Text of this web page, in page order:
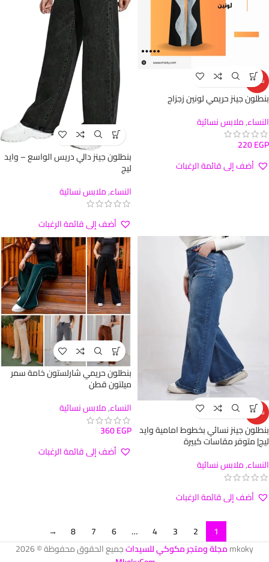
ساخن
بنطلون جينز حريمي لونين زجزاج
النساء,ملابس نسائية
220EGP
أضف إلى قائمة الرغبات
بنطلون جينز دالي دريس الواسع – وايد
ليج
النساء,ملابس نسائية
أضف إلى قائمة الرغبات
ساخن
بنطلون جينز نسائي بخطوط امامية وايد
ليج| متوفر مقاسات كبيرة
النساء,ملابس نسائية
أضف إلى قائمة الرغبات
بنطلون حريمي شارلستون خامة سمر
ميلتون قطن
النساء,ملابس نسائية
360EGP
أضف إلى قائمة الرغبات
1
2
3
4
…
6
7
8
→
mkokyمجلة ومتجر مكوكي للسيداتجميع الحقوق محفوظة © 2026